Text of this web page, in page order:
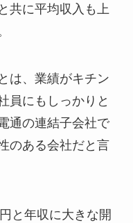
共に平均収入も上
は、業績がキチン
員にもしっかりと
通の連結子会社で
のある会社だと言
と年収に大きな開